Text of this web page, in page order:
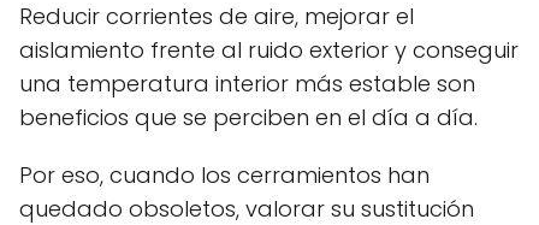
Reducir corrientes de aire, mejorar el
aislamiento frente al ruido exterior y conseguir
una temperatura interior más estable son
beneficios que se perciben en el día a día.
Por eso, cuando los cerramientos han
quedado obsoletos, valorar su sustitución